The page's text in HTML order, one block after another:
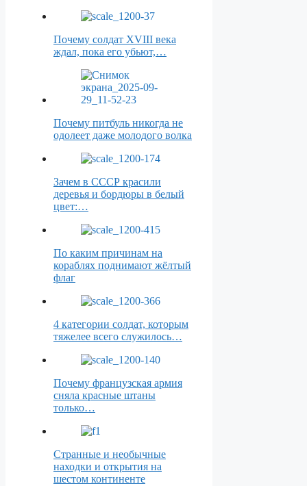
Почему солдат XVIII века
ждал, пока его убьют,…
Почему питбуль никогда не
одолеет даже молодого волка
Зачем в СССР красили
деревья и бордюры в белый
цвет:…
По каким причинам на
кораблях поднимают жёлтый
флаг
4 категории солдат, которым
тяжелее всего служилось…
Почему французская армия
сняла красные штаны
только…
Странные и необычные
находки и открытия на
шестом континенте